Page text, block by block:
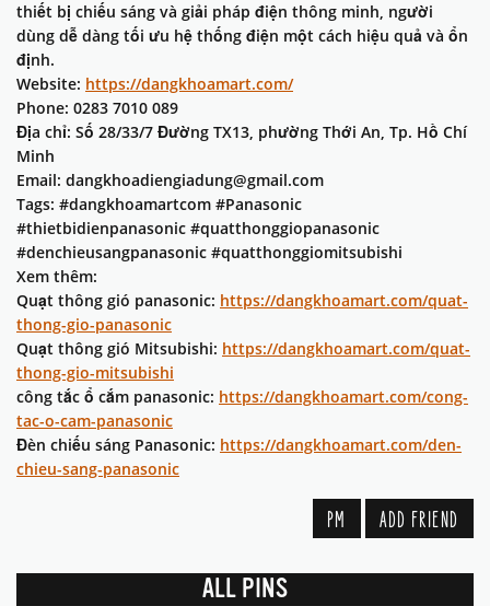
thiết bị chiếu sáng và giải pháp điện thông minh, người
dùng dễ dàng tối ưu hệ thống điện một cách hiệu quả và ổn
định.
Website: https://dangkhoamart.com/
Phone: 0283 7010 089
Địa chỉ: Số 28/33/7 Đường TX13, phường Thới An, Tp. Hồ Chí
Minh
Email: dangkhoadiengiadung@gmail.com
Tags: #dangkhoamartcom #Panasonic
#thietbidienpanasonic #quatthonggiopanasonic
#denchieusangpanasonic #quatthonggiomitsubishi
Xem thêm:
Quạt thông gió panasonic: https://dangkhoamart.com/quat-
thong-gio-panasonic
Quạt thông gió Mitsubishi: https://dangkhoamart.com/quat-
thong-gio-mitsubishi
công tắc ổ cắm panasonic: https://dangkhoamart.com/cong-
tac-o-cam-panasonic
Đèn chiếu sáng Panasonic: https://dangkhoamart.com/den-
chieu-sang-panasonic
PM ADD FRIEND
ALL PINS